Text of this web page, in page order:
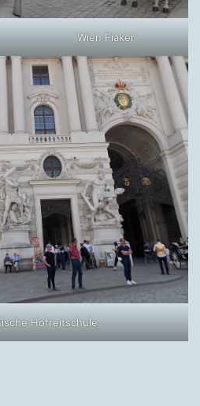
Wien Fiaker
Hofreitschule